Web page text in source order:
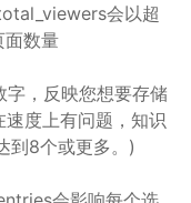
会以超
面数量
，反映您想要存储
度上有问题，知识
到8个或更多。)